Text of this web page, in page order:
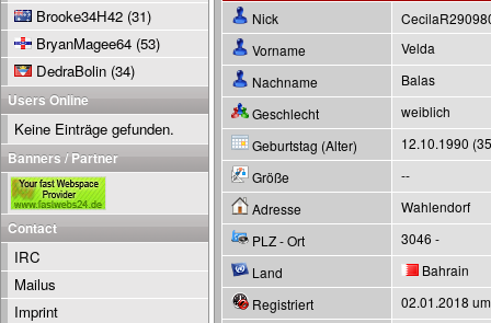
Nick
Vorname
Velda
Nachname
Balas
Geschlecht
weiblich
Geburtstag (Alter)
12.10.1990
Größe
--
Adresse
Wahlendorf
PLZ - Ort
3046 -
Land
Bahrain
Registriert
02.01.2018
Brooke34H42 (31)
BryanMagee64 (53)
DedraBolin (34)
Users Online
Keine Einträge gefunden.
Banners / Partner
Contact
IRC
Mailus
Imprint